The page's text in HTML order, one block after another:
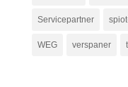
Servicepartner
WEG verspaner